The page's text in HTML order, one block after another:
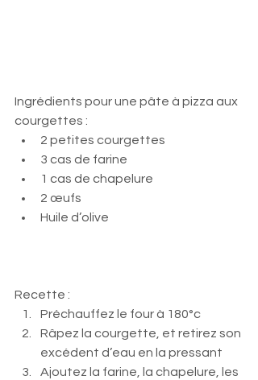
Ingrédients pour une pâte à pizza aux
courgettes :
2 petites courgettes
3 cas de farine
1 cas de chapelure
2 œufs
Huile d’olive
Recette :
Préchauffez le four à 180°c
Râpez la courgette, et retirez son
excédent d’eau en la pressant
Ajoutez la farine, la chapelure, les